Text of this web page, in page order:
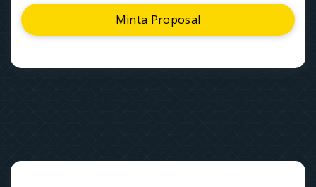
Minta Proposal